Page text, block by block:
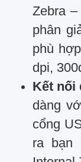
Zebra
phân
phù
dpi,
Kết nối
dàng
cổng
ra bạn